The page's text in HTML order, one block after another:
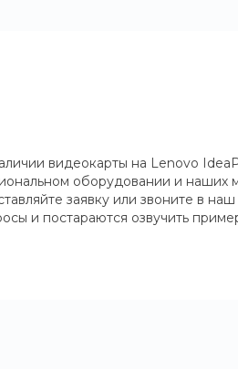
видеокарты на Lenovo
оборудовании и
заявку или звоните в
и постараются озвучить